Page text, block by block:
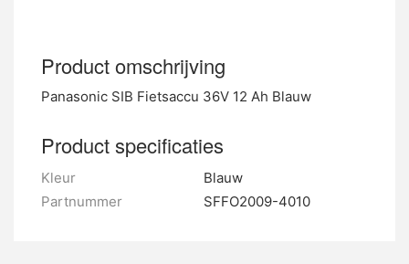
Product omschrijving
Panasonic SIB Fietsaccu 36V 12 Ah Blauw
Product specificaties
Kleur
Blauw
Partnummer
SFFO2009-4010